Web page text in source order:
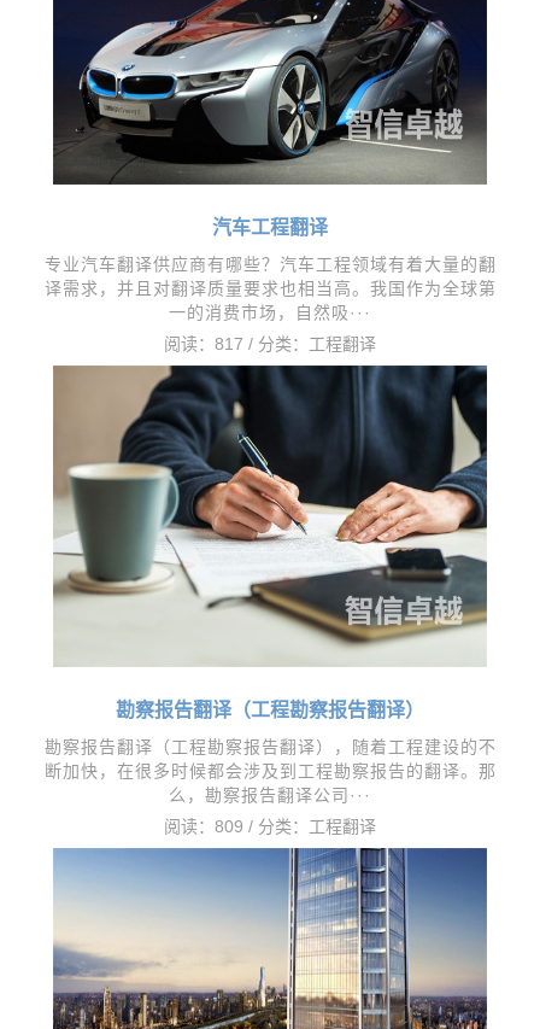
汽车工程翻译
专业汽车翻译供应商有哪些？汽车工程领域有着大量的翻
译需求，并且对翻译质量要求也相当高。我国作为全球第
一的消费市场，自然吸···
阅读：817 / 分类： 工程翻译
勘察报告翻译（工程勘察报告翻译）
勘察报告翻译（工程勘察报告翻译），随着工程建设的不
断加快，在很多时候都会涉及到工程勘察报告的翻译。那
么，勘察报告翻译公司···
阅读：809 / 分类： 工程翻译